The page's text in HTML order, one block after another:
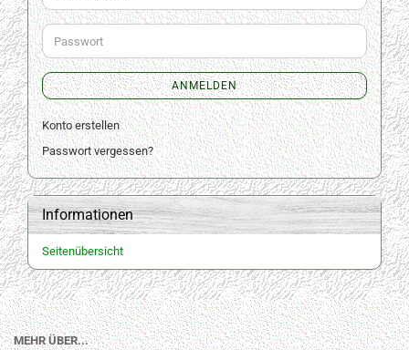
Mail-
Adresse
Passwort
ANMELDEN
Konto erstellen
Passwort vergessen?
Informationen
Seitenübersicht
MEHR ÜBER...